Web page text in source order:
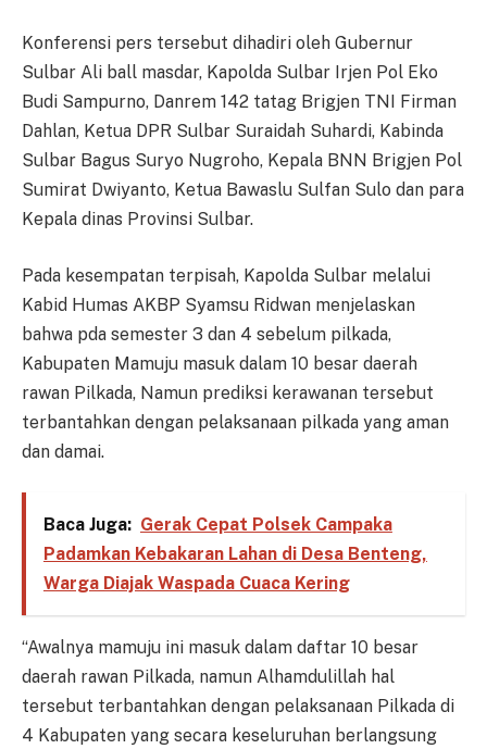
Konferensi pers tersebut dihadiri oleh Gubernur
Sulbar Ali ball masdar, Kapolda Sulbar Irjen Pol Eko
Budi Sampurno, Danrem 142 tatag Brigjen TNI Firman
Dahlan, Ketua DPR Sulbar Suraidah Suhardi, Kabinda
Sulbar Bagus Suryo Nugroho, Kepala BNN Brigjen Pol
Sumirat Dwiyanto, Ketua Bawaslu Sulfan Sulo dan para
Kepala dinas Provinsi Sulbar.
Pada kesempatan terpisah, Kapolda Sulbar melalui
Kabid Humas AKBP Syamsu Ridwan menjelaskan
bahwa pda semester 3 dan 4 sebelum pilkada,
Kabupaten Mamuju masuk dalam 10 besar daerah
rawan Pilkada, Namun prediksi kerawanan tersebut
terbantahkan dengan pelaksanaan pilkada yang aman
dan damai.
Baca Juga: Gerak Cepat Polsek Campaka
Padamkan Kebakaran Lahan di Desa Benteng,
Warga Diajak Waspada Cuaca Kering
“Awalnya mamuju ini masuk dalam daftar 10 besar
daerah rawan Pilkada, namun Alhamdulillah hal
tersebut terbantahkan dengan pelaksanaan Pilkada di
4 Kabupaten yang secara keseluruhan berlangsung